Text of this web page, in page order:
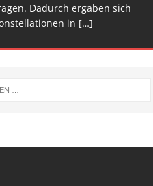
Dadurch ergaben sich
in […]